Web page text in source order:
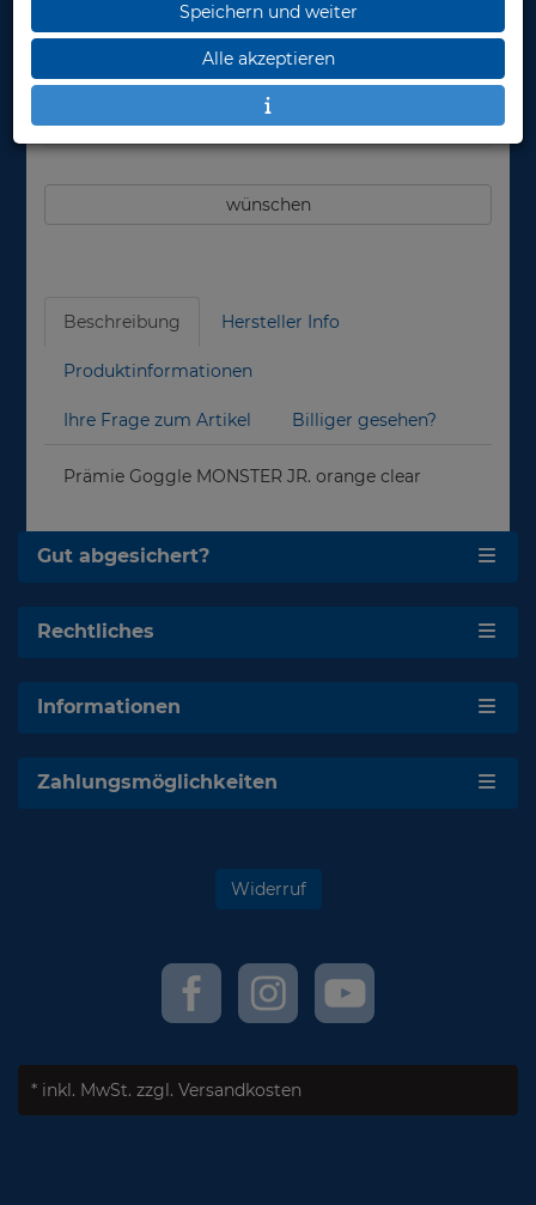
in den Warenkorb legen
wünschen
Beschreibung Hersteller Info
Produktinformationen
Ihre Frage zum Artikel Billiger gesehen?
Prämie Goggle MONSTER JR. orange clear
Gut abgesichert?
Rechtliches
Informationen
Zahlungsmöglichkeiten
Widerruf
* inkl. MwSt. zzgl. Versandkosten
Speichern und weiter
Alle akzeptieren